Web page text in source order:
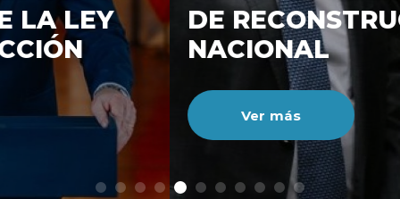
modo claro
DE RECONSTRUCCIÓ
NACIONAL
Ver más